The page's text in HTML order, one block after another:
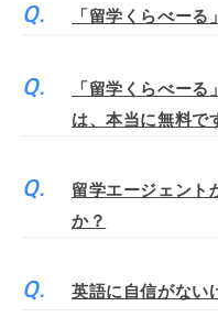
「留学くらべー
「留学くらべー
は、本当に無料で
留学エージェント
か？
英語に自信がない